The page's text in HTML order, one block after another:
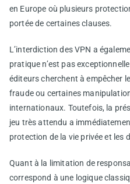
en Europe où plusieurs
portée de certaines clauses.
L’interdiction des VPN a
pratique n’est pas
éditeurs cherchent à empêcher
fraude ou certaines
internationaux. Toutefois, la
jeu très attendu a
protection de la vie privée et les
Quant à la limitation de
correspond à une logique